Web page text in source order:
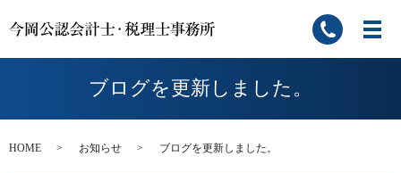
ブログを更新しました。
HOME お知らせ ブログを更新しました。